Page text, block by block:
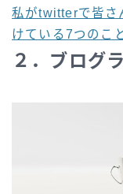
私がtwitterで皆さ
けている7つのこ
２．ブログ